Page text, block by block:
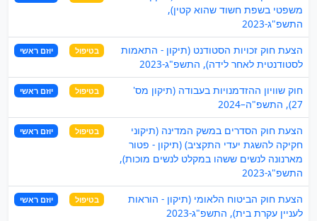
משפטי בשפת חשוד שהוא קטין),
התשפ"ג-2023
הצעת חוק זכויות הסטודנט (תיקון - התאמות
לסטודנטית לאחר לידה), התשפ"ג-2023
בטיפול יוזם ראשי
חוק שוויון ההזדמנויות בעבודה (תיקון מס'
27), התשפ"ה–2024
בטיפול יוזם ראשי
הצעת חוק הסדרים במשק המדינה (תיקוני
חקיקה להשגת יעדי התקציב) (תיקון - פטור
מארנונה לנשים ששהו במקלט לנשים מוכות),
התשפ"ג-2023
בטיפול יוזם ראשי
הצעת חוק הביטוח הלאומי (תיקון - הוראות
לעניין עקרת בית), התשפ"ג-2023
בטיפול יוזם ראשי